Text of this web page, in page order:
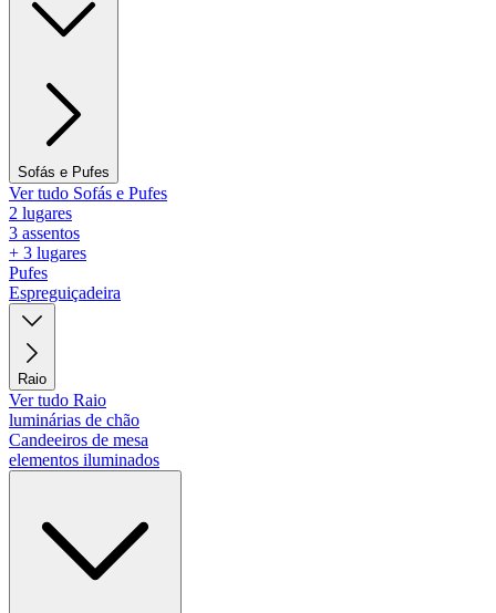
Sofás e Pufes
Ver tudo Sofás e Pufes
2 lugares
3 assentos
+ 3 lugares
Pufes
Espreguiçadeira
Raio
Ver tudo Raio
luminárias de chão
Candeeiros de mesa
elementos iluminados